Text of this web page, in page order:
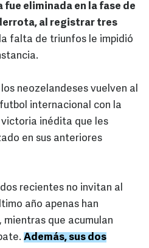
fue eliminada en la fase de
al registrar tres
falta de triunfos le impidió
neozelandeses vuelven al
internacional con la
victoria inédita que les
en sus anteriores
recientes no invitan al
año apenas han
que acumulan
Además, sus dos